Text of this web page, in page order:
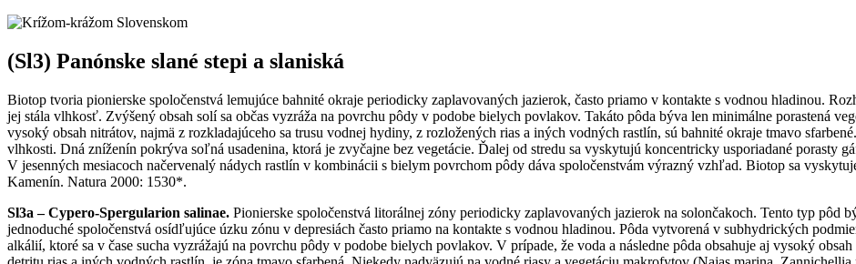
(Sl3) Panónske slané stepi a slaniská
Biotop tvoria pionierske spoločenstvá lemujúce bahnité okraje periodicky zaplavovaných jazierok, často priamo v kontakte s vodnou hladinou.
jej stála vlhkosť. Zvýšený obsah solí sa občas vyzráža na povrchu pôdy v podobe bielych povlakov. Takáto pôda býva len minimálne porastená
vysoký obsah nitrátov, najmä z rozkladajúceho sa trusu vodnej hydiny, z rozložených rias a iných vodných rastlín, sú bahnité okraje tmavo
vlhkosti. Dná zníženín pokrýva soľná usadenina, ktorá je zvyčajne bez vegetácie. Ďalej od stredu sa vyskytujú koncentricky usporiadané porasty
V jesenných mesiacoch načervenalý nádych rastlín v kombinácii s bielym povrchom pôdy dáva spoločenstvám výrazný vzhľad. Biotop sa
Kamenín. Natura 2000: 1530*.
Sl3a – Cypero-Spergularion salinae. Pionierske spoločenstvá litorálnej zóny periodicky zaplavovaných jazierok na solončakoch. Tento typ pôd
jednoduché spoločenstvá osídľujúce úzku zónu v depresiách často priamo na kontakte s vodnou hladinou. Pôda vytvorená v subhydrických
alkálií, ktoré sa v čase sucha vyzrážajú na povrchu pôdy v podobe bielych povlakov. V prípade, že voda a následne pôda obsahuje aj vysoký